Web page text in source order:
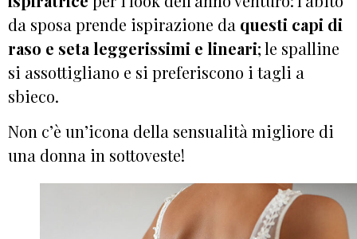
da sposa prende ispirazione da questi capi di
raso e seta leggerissimi e lineari; le spalline
si assottigliano e si preferiscono i tagli a
sbieco.
Non c’è un’icona della sensualità migliore di
una donna in sottoveste!